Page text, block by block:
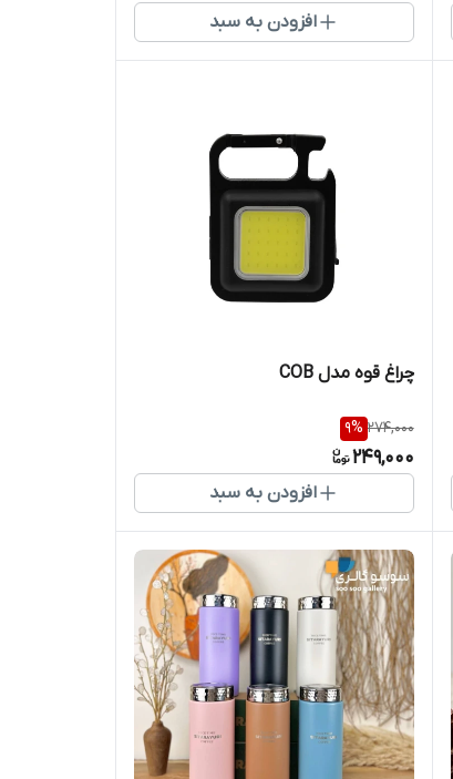
افزودن به سبد
چراغ قوه مدل COB
274,000
9%
249,000
افزودن به سبد